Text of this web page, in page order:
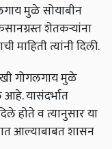
मुळे सोयाबीन
शेतकऱ्यांना
माहिती त्यांनी दिली.
गोगलगाय मुळे
यासंदर्भात
होते व त्यानुसार या
आल्याबाबत शासन